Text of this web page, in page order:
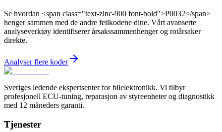
Se hvordan <span class="text-zinc-900 font-bold">P0032</span>
henger sammen med de andre feilkodene dine. Vårt avanserte
analyseverktøy identifiserer årsakssammenhenger og rotårsaker
direkte.
Analyser flere koder
Sveriges ledende ekspertsenter for bilelektronikk. Vi tilbyr
profesjonell ECU-tuning, reparasjon av styreenheter og diagnostikk
med 12 måneders garanti.
Tjenester